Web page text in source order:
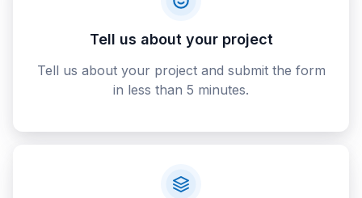
Tell us about your project
Tell us about your project and submit the form
in less than 5 minutes.